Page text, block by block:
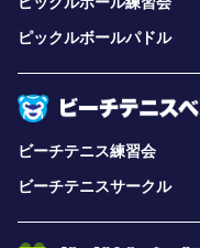
ピックルボールパドル
ビーチテニス練習会
ビーチテニスサークル